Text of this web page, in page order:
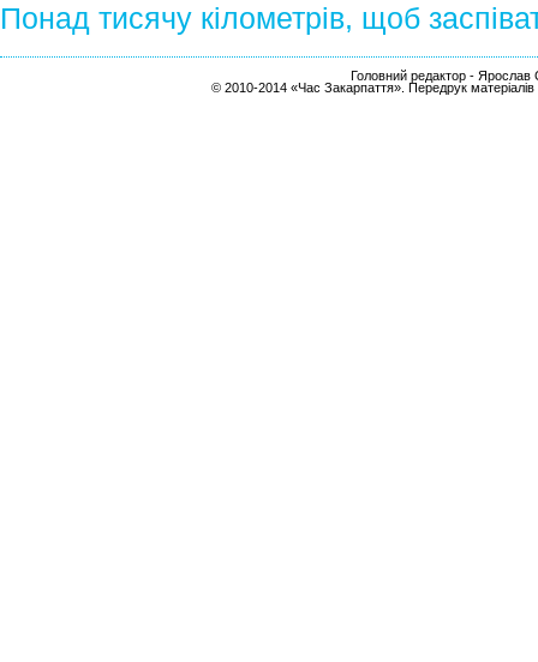
Понад тисячу кілометрів, щоб
Головний редактор - Ярослав
© 2010-2014 «Час Закарпаття». Передрук